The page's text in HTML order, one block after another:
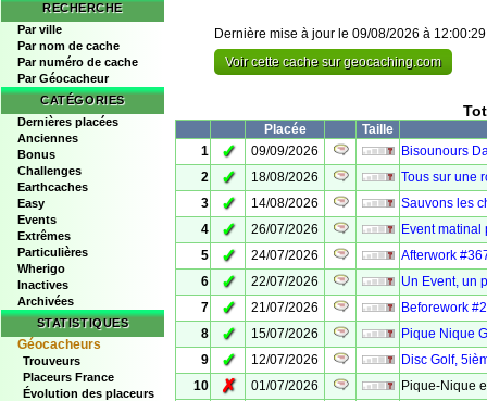
RECHERCHE
Par ville
Par nom de cache
Par numéro de cache
Par Géocacheur
CATÉGORIES
Dernières placées
Anciennes
Bonus
Challenges
Earthcaches
Easy
Events
Extrêmes
Particulières
Wherigo
Inactives
Archivées
STATISTIQUES
Géocacheurs
Trouveurs
Placeurs France
Évolution des placeurs
Dernière mise à jour le 09/08/2026 à 12:00:29
Voir cette cache sur geocaching.com
Placée
Taille
1
✓ 09/09/2026
Bisounours
2
✓ 18/08/2026
Tous sur une
3
✓ 14/08/2026
Sauvons les
4
✓ 26/07/2026
Event
5
✓ 24/07/2026
Afterwork
6
✓ 22/07/2026
Un Event, un
7
✓ 21/07/2026
Beforework
8
✓ 15/07/2026
Pique Nique
9
✓ 12/07/2026
Disc Golf,
10
✗ 01/07/2026
Pique-Nique